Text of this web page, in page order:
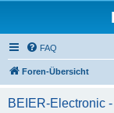
FAQ
Foren-Übersicht
BEIER-Electronic